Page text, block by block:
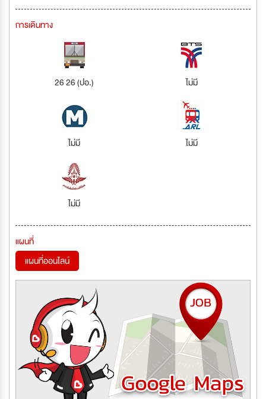
การเดินทาง
26 26 (ปอ.) ไม่มี
ไม่มี ไม่มี
ไม่มี
แผนที่
แผนที่ออนไลน์